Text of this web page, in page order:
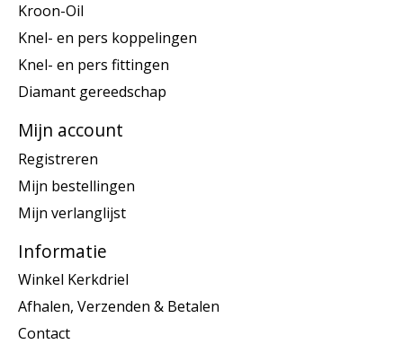
Kroon-Oil
Knel- en pers koppelingen
Knel- en pers fittingen
Diamant gereedschap
Mijn account
Registreren
Mijn bestellingen
Mijn verlanglijst
Informatie
Winkel Kerkdriel
Afhalen, Verzenden & Betalen
Contact